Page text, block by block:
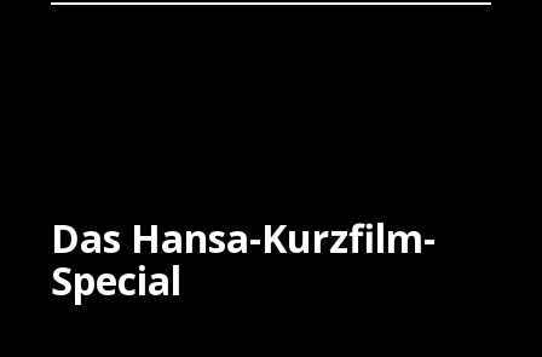
Das Hansa-Kurzfilm-
Special